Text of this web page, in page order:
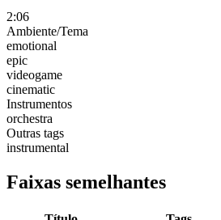
2:06
Ambiente/Tema
emotional
epic
videogame
cinematic
Instrumentos
orchestra
Outras tags
instrumental
Faixas semelhantes